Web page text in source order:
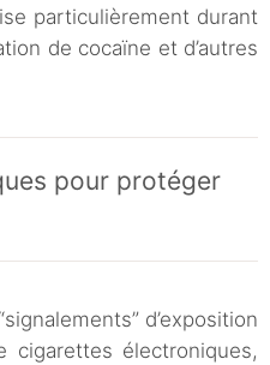
particulièrement durant
de cocaïne et d’autres
pour protéger
d’exposition
cigarettes électroniques,